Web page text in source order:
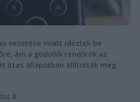
vezetése miatt idéztek be
ám a gödöllői rendőrök az
ittas állapotban állították meg.
6.